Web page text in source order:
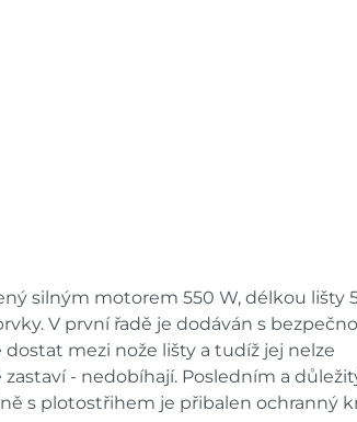
silným motorem 550 W, délkou lišty
V první řadě je dodáván s
mezi nože lišty a tudíž jej nelze
- nedobíhají. Posledním a
s plotostřihem je přibalen ochranný